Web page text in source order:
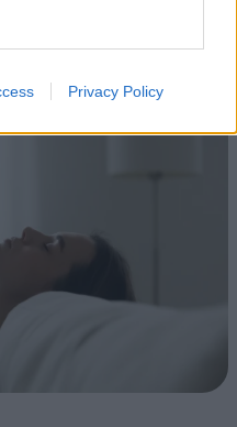
Privacy Policy
jutott egy